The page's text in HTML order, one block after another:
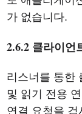
가 없습니다.
2.6.2 클라이언
리스너를 통한
및 읽기 전용
연결 요청을